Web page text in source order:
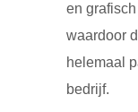
en
waardoor
helemaal
bedrijf.